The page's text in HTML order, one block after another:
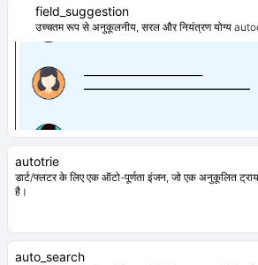
field_suggestion
उच्चतम रूप से अनुकूलनीय, सरल और नियंत्रण योग्य
autotrie
डार्ट/फ्लटर के लिए एक ऑटो-पूर्णता इंजन, जो एक अनुकूलित ट्राय
है।
auto_search